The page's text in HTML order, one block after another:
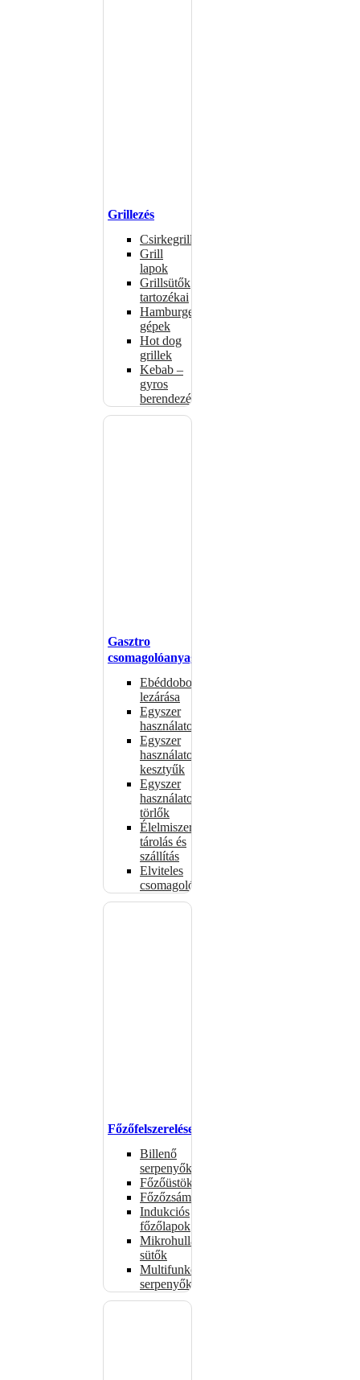
Grillezés
Csirkegrillek
Grill
lapok
Grillsütők
tartozékai
Hamburgerformázó
gépek
Hot dog
grillek
Kebab –
gyros
berendezés
Gasztro
csomagolóanyagok
Ebéddobozok
lezárása
Egyszer
használatos
Egyszer
használatos
kesztyűk
Egyszer
használatos
törlők
Élelmiszer-
tárolás és
szállítás
Elviteles
csomagolóanyagok
Főzőfelszerelések
Billenő
serpenyők
Főzőüstök
Főzőzsámolyok
Indukciós
főzőlapok
Mikrohullámú
sütők
Multifunkciós
serpenyők